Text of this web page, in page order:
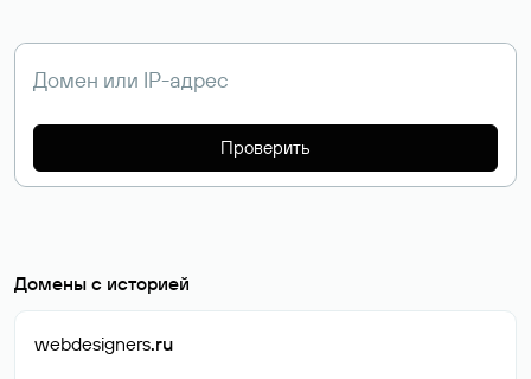
Проверить
Домены с историей
webdesigners.ru